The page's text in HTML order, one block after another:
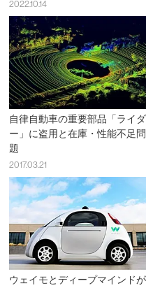
2022.10.14
自律自動車の重要部品「ライダ
ー」に盗用と在庫・性能不足問
題
2017.03.21
ウェイモとディープマインドが